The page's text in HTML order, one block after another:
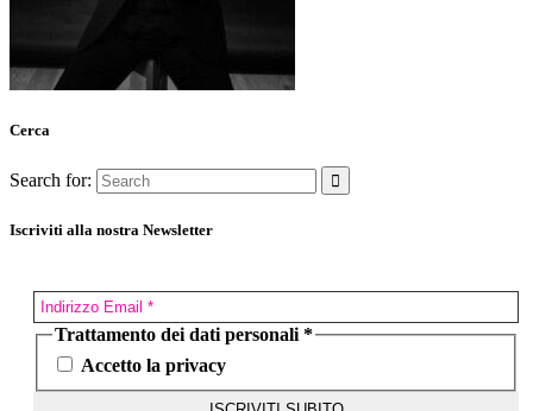
Cerca
Search for:
Iscriviti alla nostra Newsletter
Trattamento dei dati personali *
Accetto la privacy